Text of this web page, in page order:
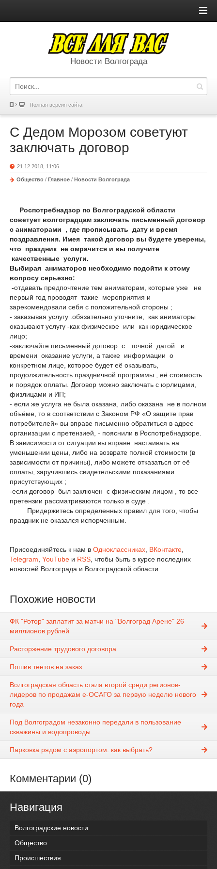
Новости Волгограда
Полная версия сайта
C Дедом Морозом советуют
заключать договор
21.12.2018, 11:06
Общество / Главное / Новости Волгограда
Роспотребнадзор по Волгоградской области
советует волгоградцам заключать письменный договор
с аниматорами , где прописывать дату и время
поздравления. Имея такой договор вы будете уверены,
что праздник не омрачится и вы получите
качественные услуги.
Выбирая аниматоров необходимо подойти к этому
вопросу серьезно:
-отдавать предпочтение тем аниматорам, которые уже не
первый год проводят такие мероприятия и
зарекомендовали себя с положительной стороны ;
- заказывая услугу .обязательно уточните, как аниматоры
оказывают услугу -как физическое или как юридическое
лицо;
-заключайте письменный договор с точной датой и
времени оказание услуги, а также информации о
конкретном лице, которое будет её оказывать,
продолжительность праздничной программы , её стоимость
и порядок оплаты. Договор можно заключать с юрлицами,
физлицами и ИП;
- если же услуга не была оказана, либо оказана не в полном
объёме, то в соответствии с Законом РФ «О защите прав
потребителей» вы вправе письменно обратиться в адрес
организации с претензией, - пояснили в Роспотребнадзоре.
В зависимости от ситуации вы вправе настаивать на
уменьшении цены, либо на возврате полной стоимости (в
зависимости от причины), либо можете отказаться от её
оплаты, заручившись свидетельскими показаниями
присутствующих ;
-если договор был заключен с физическим лицом , то все
претензии рассматриваются только в суде .
Придержитесь определенных правил для того, чтобы
праздник не оказался испорченным.
Присоединяйтесь к нам в Одноклассниках ВКонтакте
Telegram YouTube и RSS , чтобы быть в курсе последних
новостей Волгограда и Волгоградской области.
Похожие новости
ФК "Ротор" заплатит за матчи на "Волгоград Арене" 26
миллионов рублей
Расторжение трудового договора
Пошив тентов на заказ
Волгоградская область стала второй среди регионов-
лидеров по продажам е-ОСАГО за первую неделю нового
года
Под Волгоградом незаконно передали в пользование
скважины и водопроводы
Парковка рядом с аэропортом: как выбрать?
Комментарии (0)
Навигация
Волгоградские новости
Общество
Происшествия